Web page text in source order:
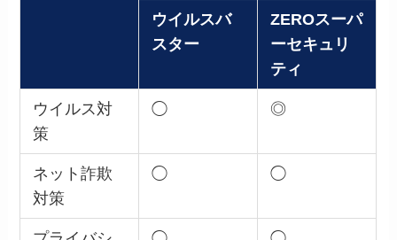
ウイルスバ
スター
ZEROスーパ
ーセキュリ
ティ
ウイルス対
策
◯ ◎
ネット詐欺
対策
◯ ◯